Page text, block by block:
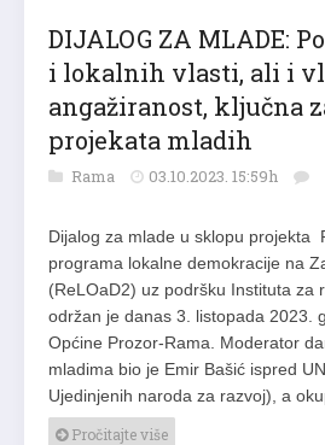
DIJALOG ZA MLADE:
i lokalnih vlasti, ali i
angažiranost, ključna
projekata mladih
Rama 03.10.2023. 15:59h
Dijalog za mlade u sklopu projekta
programa lokalne demokracije na
(ReLOaD2) uz podršku Instituta za
održan je danas 3. listopada 2023.
Općine Prozor-Rama. Moderator
mladima bio je Emir Bašić ispred
Ujedinjenih naroda za razvoj), a
Pročitajte više